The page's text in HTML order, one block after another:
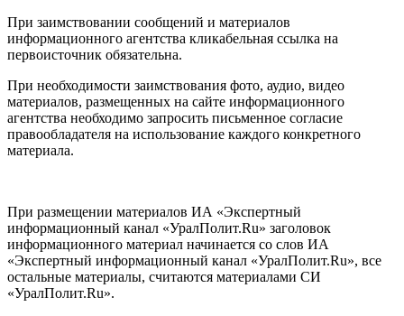
При заимствовании сообщений и материалов
информационного агентства кликабельная ссылка на
первоисточник обязательна.
При необходимости заимствования фото, аудио, видео
материалов, размещенных на сайте информационного
агентства необходимо запросить письменное согласие
правообладателя на использование каждого конкретного
материала.
При размещении материалов ИА «Экспертный
информационный канал «УралПолит.Ru» заголовок
информационного материал начинается со слов ИА
«Экспертный информационный канал «УралПолит.Ru», все
остальные материалы, считаются материалами СИ
«УралПолит.Ru».